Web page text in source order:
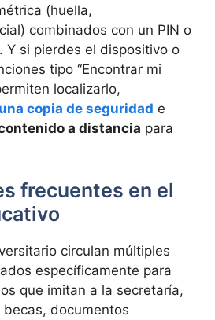
(huella,
combinados con un PIN o
Y si pierdes el dispositivo o
tipo “Encontrar mi
localizarlo,
copia de seguridad e
a distancia para
frecuentes en el
circulan múltiples
específicamente para
que imitan a la secretaría,
documentos